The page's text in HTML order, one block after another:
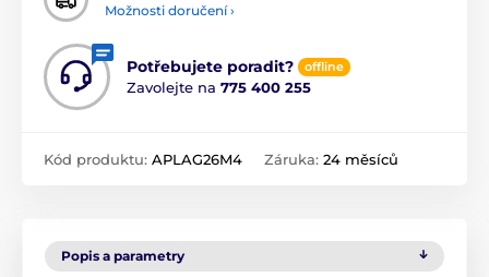
Možnosti doručení ›
Potřebujete poradit? offline
Zavolejte na 775 400 255
Kód produktu: APLAG26M4 Záruka: 24 měsíců
Popis a parametry